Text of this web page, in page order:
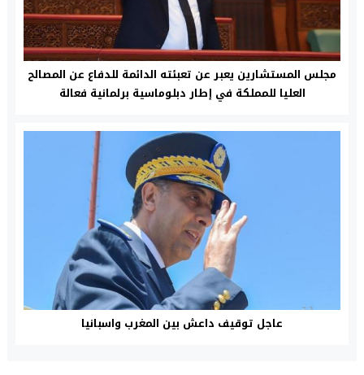
مجلس المستشارين يعبر عن تعبئته الدائمة للدفاع عن المصالح
العليا للمملكة في إطار دبلوماسية برلمانية فعالة
عاجل توقيف داعش بين المغرب واسبانيا